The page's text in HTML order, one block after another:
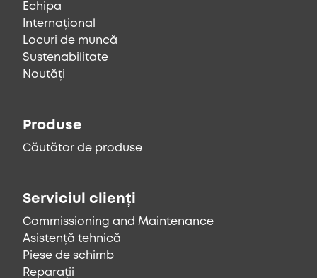
Echipa
Internațional
Locuri de muncă
Sustenabilitate
Noutăți
Produse
Căutător de produse
Serviciul clienți
Commissioning and Maintenance
Asistență tehnică
Piese de schimb
Reparații